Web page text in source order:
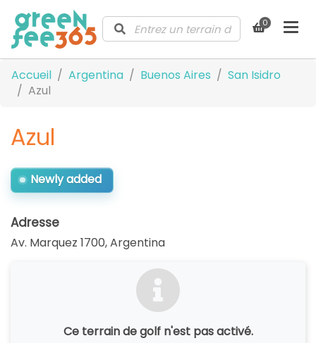
0
Accueil Argentina Buenos Aires
San Isidro
Azul
Azul
Newly added
Adresse
Av. Marquez 1700,Argentina
Ce terrain de golf n'est pas activé.